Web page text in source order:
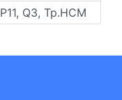
Q3, Tp.HCM